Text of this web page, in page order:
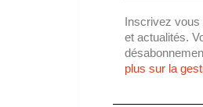
Inscrivez vous
et actualités.
plus sur la